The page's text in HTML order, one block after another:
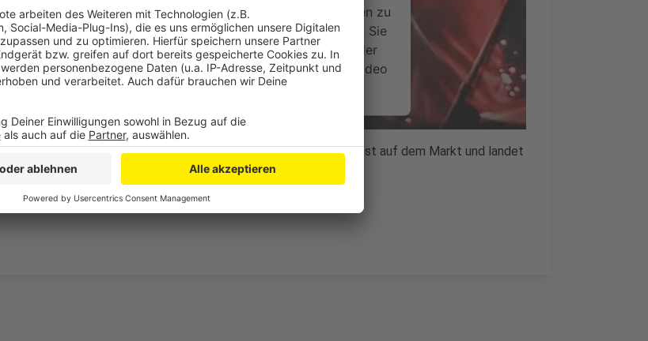
einzubetten. Dieser Service kann Daten zu
Ihren Aktivitäten sammeln. Bitte lesen Sie
die Details durch und stimmen Sie der
Nutzung des Service zu, um dieses Video
anzusehen.
Mehr Informationen
powered byUsercentrics Consent Management
Auf die Band- folgt die Radioversion: "Jump" von Only The Poets ist auf dem Markt und landet
bei uns im besten Mix.
Anzeige